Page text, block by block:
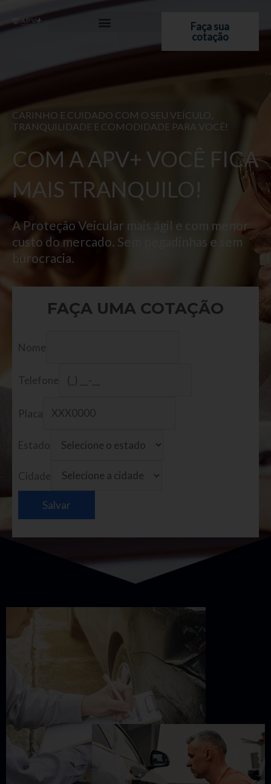
para
Faça sua
cotação
CARINHO E CUIDADO COM O SEU VEÍCULO,
TRANQUILIDADE E COMODIDADE PARA VOCÊ!
COM A APV+ VOCÊ FICA
MAIS TRANQUILO!
A Proteção Veicular mais ágil e com menor
custo do mercado. Sem pegadinhas e sem
burocracia.
FAÇA UMA COTAÇÃO
Nome
Telefone
Placa
Estado
Cidade
Salvar